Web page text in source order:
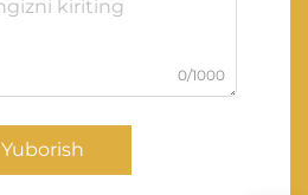
0/1000
Yuborish